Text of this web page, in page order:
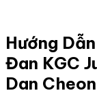
Hướng
Đan KGC
Dan